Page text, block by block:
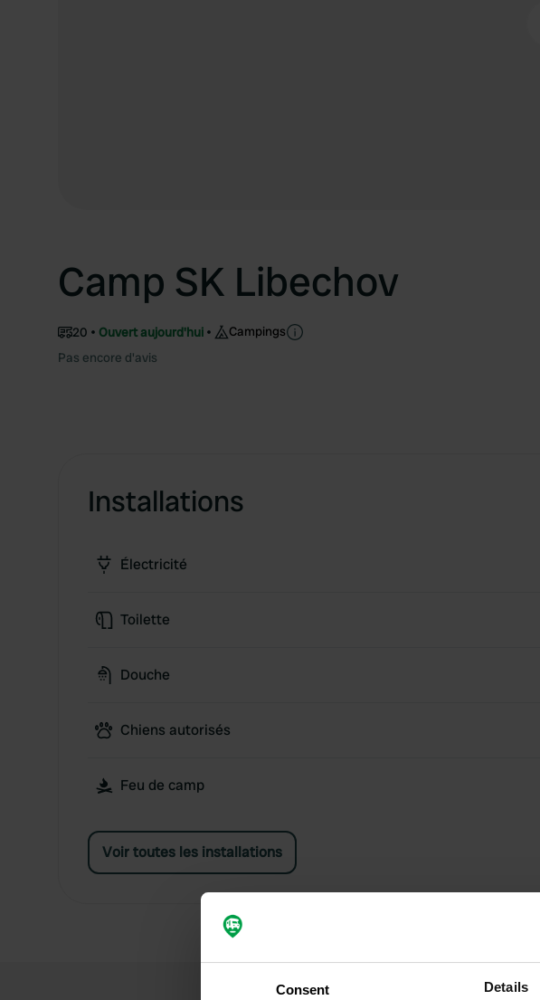
Consent Details
Camp SK Libechov
20 Ouvert aujourd'hui
Campings
Pas encore d'avis
Installations
Électricité
Toilette
Douche
Chiens autorisés
Feu de camp
Voir toutes les installations